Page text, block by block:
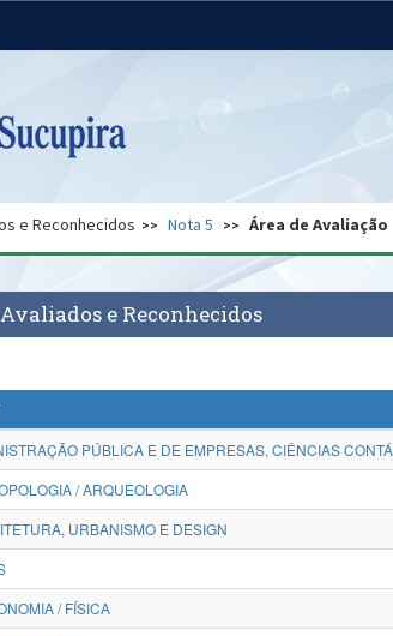
Gabinete de Segurança
e Reconhecidos Nota 5 Área de Avaliação
e Reconhecidos
PÚBLICA E DE EMPRESAS, CIÊNCIAS
/ ARQUEOLOGIA
URBANISMO E DESIGN
/ FÍSICA